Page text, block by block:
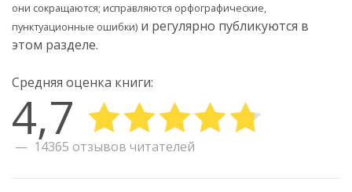
они сокращаются; исправляются орфографические,
пунктуационные ошибки) и регулярно публикуются в
этом разделе.
Средняя оценка книги:
4,7
14365 отзывов читателей